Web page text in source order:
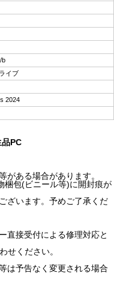
b
イブ
2024
PC
ある場合があります。
梱包(ビニール等)に開封痕が
ざいます。予めご了承くだ
直接受付による修理対応と
せください。
は予告なく変更される場合